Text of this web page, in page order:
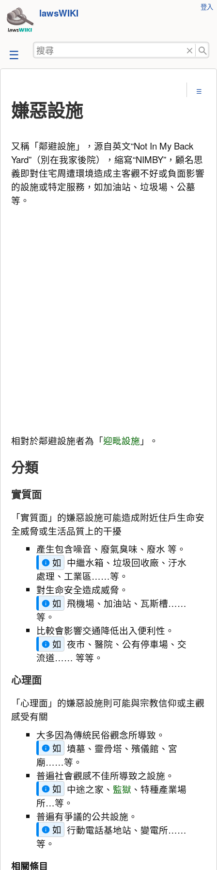
跳
至
容
lawsWIKI
工
登入
搜
尋
嫌惡設施
又稱「鄰避設施」，源自英文“Not In My Back
Yard”（別在我家後院），縮寫“NIMBY”，顧名思
義即對住宅周遭環境造成主客觀不好或負面影響
的設施或特定服務，如加油站、垃圾場、公墓
等。
相對於鄰避設施者為「迎毗設施 」。
分類
實質面
「實質面」的嫌惡設施可能造成附近住戶生命安
全威脅或生活品質上的干擾
產生包含噪音、廢氣臭味、廢水 等。
如 中繼水箱、垃圾回收廠、汙水
處理、工業區……等。
對生命安全造成威脅。
如 飛機場、加油站、瓦斯槽……
等。
比較會影響交通降低出入便利性。
如 夜市、醫院、公有停車場、交
流道…… 等等。
心理面
「心理面」的嫌惡設施則可能與宗教信仰或主觀
感受有關
大多因為傳統民俗觀念所導致。
如 墳墓、靈骨塔、殯儀館、宮
廟……等。
普遍社會觀感不佳所導致之設施。
如 中途之家、 監獄 、特種產業場
所…等。
普遍有爭議的公共設施。
如 行動電話基地站、變電所……
等。
相關條目